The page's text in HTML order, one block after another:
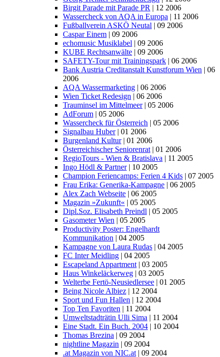
Birgit Parade mit Parade PR | 12 2006
Wassercheck von AQA in Europa | 11 2006
Fußballverein ASKÖ Neutal | 09 2006
Caspar Einem | 09 2006
echomusic Musiklabel | 09 2006
KUBE Rechtsanwälte | 09 2006
SAFETY-Tour mit Trainingspark | 06 2006
Bank Austria Creditanstalt Kunstforum Wien | 06
2006
AQA Wassermarketing | 06 2006
Wien Ticket Redesign | 06 2006
Trauminsel im Mittelmeer| 05 2006
AdForum | 05 2006
Wassercheck für Österreich | 05 2006
Signalbau Huber| 01 2006
Burgenland Kultur| 01 2006
Österreichischer Seniorenrat | 01 2006
RegioTours - Wien & Bratislava | 11 2005
Ingo Hödl & Partner| 10 2005
Champion Feriencamps: Ferien 4 Kids | 07 2005
Frau Erika: Generika-Kampagne | 06 2005
Alex Zach Webseite | 06 2005
Magazin »Zukunft« | 05 2005
Dipl.Soz. Elisabeth Preindl | 05 2005
Gasometer Wien | 05 2005
Productivity Poster: Engelhardt
Kommunikation | 04 2005
Kampagne von Laura Rudas | 04 2005
FC Inter Meidling | 04 2005
Escapeland Appartment | 03 2005
Haus Winkeläckerweg | 03 2005
Welterbe Fertö-Neusiedlersee | 01 2005
Being Nicole Albiez | 12 2004
Sport und Fun Hallen | 12 2004
Top Ten Favoriten | 11 2004
Umweltstadträtin Ulli Sima | 11 2004
Eine Stadt. Ein Buch. 2004 | 10 2004
Thomas Brezina | 09 2004
nightline Magazin | 09 2004
.at Magazin von NIC.at | 09 2004